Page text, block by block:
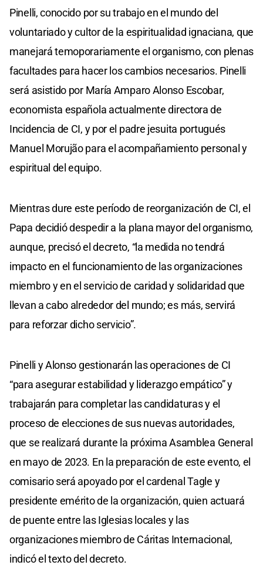
Pinelli, conocido por su trabajo en el mundo del
voluntariado y cultor de la espiritualidad ignaciana, que
manejará temoporariamente el organismo, con plenas
facultades para hacer los cambios necesarios. Pinelli
será asistido por María Amparo Alonso Escobar,
economista española actualmente directora de
Incidencia de CI, y por el padre jesuita portugués
Manuel Morujão para el acompañamiento personal y
espiritual del equipo.
Mientras dure este período de reorganización de CI, el
Papa decidió despedir a la plana mayor del organismo,
aunque, precisó el decreto, “la medida no tendrá
impacto en el funcionamiento de las organizaciones
miembro y en el servicio de caridad y solidaridad que
llevan a cabo alrededor del mundo; es más, servirá
para reforzar dicho servicio”.
Pinelli y Alonso gestionarán las operaciones de CI
“para asegurar estabilidad y liderazgo empático” y
trabajarán para completar las candidaturas y el
proceso de elecciones de sus nuevas autoridades,
que se realizará durante la próxima Asamblea General
en mayo de 2023. En la preparación de este evento, el
comisario será apoyado por el cardenal Tagle y
presidente emérito de la organización, quien actuará
de puente entre las Iglesias locales y las
organizaciones miembro de Cáritas Internacional,
indicó el texto del decreto.